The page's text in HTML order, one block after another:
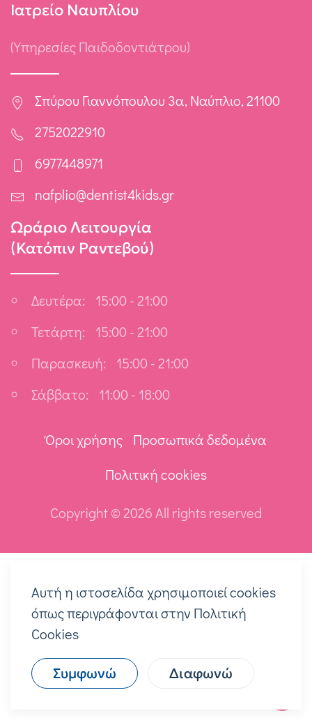
Ιατρείο Ναυπλίου
(Υπηρεσίες Παιδοδοντιάτρου)
Σπύρου Γιαννόπουλου 3α, Ναύπλιο, 21100
2752022910
6977448971
nafplio@dentist4kids.gr
Ωράριο Λειτουργία
(Κατόπιν Ραντεβού)
Δευτέρα:
15:00 - 21:00
Τετάρτη:
15:00 - 21:00
Παρασκευή:
15:00 - 21:00
Σάββατο:
11:00 - 18:00
Όροι χρήσης
Προσωπικά δεδομένα
Πολιτική cookies
Copyright ©2026 All rights reserved
Αυτή η ιστοσελίδα χρησιμοποιεί cookies
όπως περιγράφονται στην Πολιτική
Cookies
Συμφωνώ Διαφωνώ